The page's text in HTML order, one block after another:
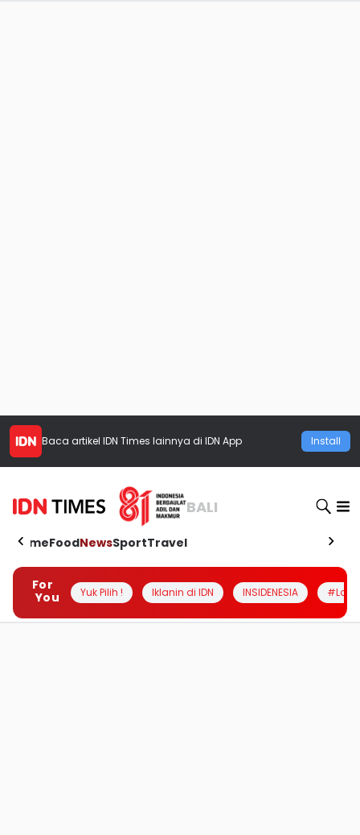
Baca artikel IDN Times lainnya di IDN App Install
BALI
HomeFoodNewsSportTravel
For
You
Yuk Pilih ! Iklanin di IDN INSIDENESIA